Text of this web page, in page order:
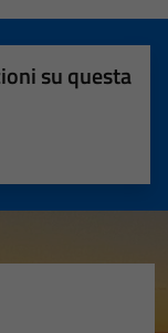
su questa